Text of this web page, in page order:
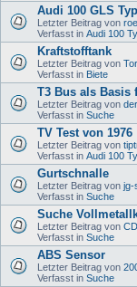
Audi 100 GLS
Letzter Beitrag von
Verfasst in Audi 100
Kraftstofftank
Letzter Beitrag von
Verfasst in Biete
T3 Bus als Basis
Letzter Beitrag von
Verfasst in Suche
TV Test von 1976
Letzter Beitrag von
Verfasst in Audi 100
Gurtschnalle
Letzter Beitrag von jg-
Verfasst in Suche
Suche
Letzter Beitrag von
Verfasst in Suche
ABS Sensor
Letzter Beitrag von
Verfasst in Suche